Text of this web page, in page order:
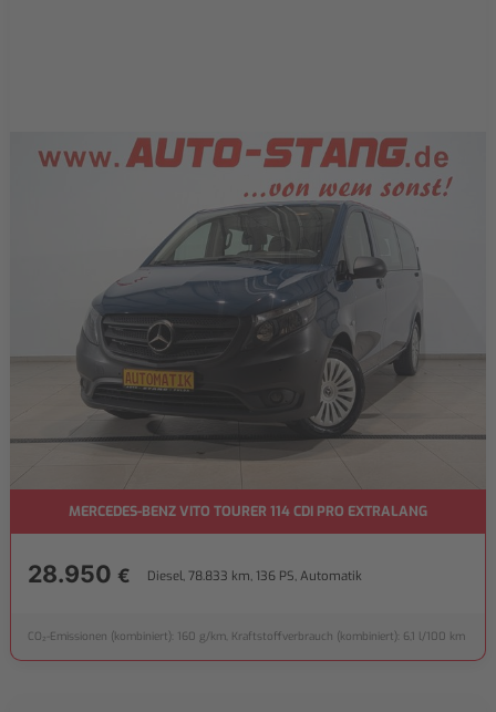
MERCEDES-BENZ VITO TOURER 114 CDI PRO EXTRALANG
28.950 € Diesel, 78.833 km, 136 PS, Automatik
CO₂-Emissionen (kombiniert): 160 g/km, Kraftstoffverbrauch (kombiniert): 6,1 l/100 km